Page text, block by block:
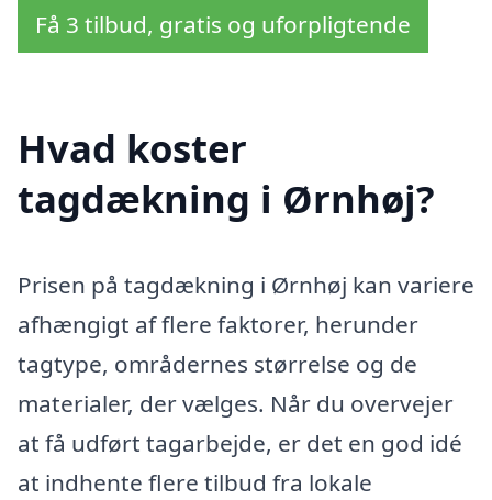
Få 3 tilbud, gratis og uforpligtende
Hvad koster
tagdækning i Ørnhøj?
Prisen på tagdækning i Ørnhøj kan variere
afhængigt af flere faktorer, herunder
tagtype, områdernes størrelse og de
materialer, der vælges. Når du overvejer
at få udført tagarbejde, er det en god idé
at indhente flere tilbud fra lokale